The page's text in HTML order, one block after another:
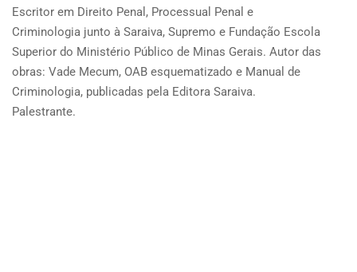
Escritor em Direito Penal, Processual Penal e
Criminologia junto à Saraiva, Supremo e Fundação Escola
Superior do Ministério Público de Minas Gerais. Autor das
obras: Vade Mecum, OAB esquematizado e Manual de
Criminologia, publicadas pela Editora Saraiva.
Palestrante.